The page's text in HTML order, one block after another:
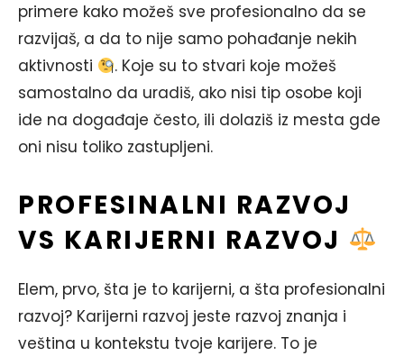
primere kako možeš sve profesionalno da se
razvijaš, a da to nije samo pohađanje nekih
aktivnosti
. Koje su to stvari koje možeš
samostalno da uradiš, ako nisi tip osobe koji
ide na događaje često, ili dolaziš iz mesta gde
oni nisu toliko zastupljeni.
PROFESINALNI RAZVOJ
VS KARIJERNI RAZVOJ
Elem, prvo, šta je to karijerni, a šta profesionalni
razvoj? Karijerni razvoj jeste razvoj znanja i
veština u kontekstu tvoje karijere. To je